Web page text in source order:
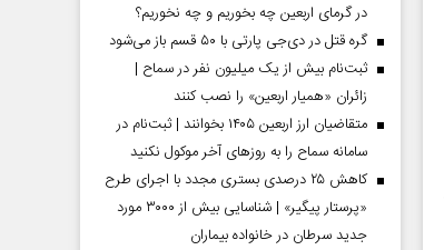
در گرمای اربعین چه بخوریم و چه نخوریم؟
گره قتل در دی‌جی پارتی با ۵۰ قسم باز می‌شود
ثبت‌نام بیش از یک میلیون نفر در سماح |
زائران «همیار اربعین» را نصب کنند
متقاضیان ارز اربعین ۱۴۰۵ بخوانند | ثبت‌نام در
سامانه سماح را به روز‌های آخر موکول نکنید
کاهش ۲۵ درصدی بستری مجدد با اجرای طرح
«پرستار پیگیر» | شناسایی بیش از ۳۰۰۰ مورد
جدید سرطان در خانواده بیماران